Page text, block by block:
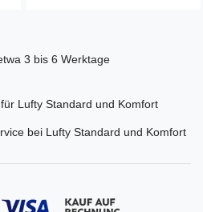
3 bis 6 Werktage
Lufty Standard und Komfort
bei Lufty Standard und Komfort